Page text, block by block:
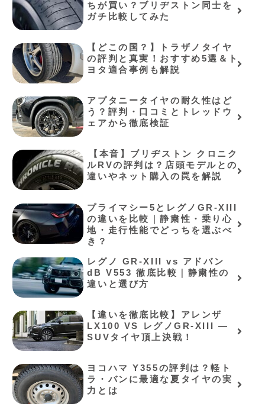
ちが買い？ブリヂストン同士を
ガチ比較してみた
【どこの国？】トラザノタイヤ
の評判と真実！おすすめ5選＆ト
ヨタ適合事例も解説
アプタニータイヤの耐久性はど
う？評判・口コミとトレッドウ
ェアから徹底検証
⁠【本音】ブリヂストン クロニク
ルRVの評判は？店頭モデルとの
違いやネット購入の罠を解説⁠
プライマシー5とレグノGR-XIII
の違いを比較｜静粛性・乗り心
地・走行性能でどっちを選ぶべ
き？
レグノ GR-XIII vs アドバン
dB V553 徹底比較｜静粛性の
違いと選び方
【違いを徹底比較】アレンザ
LX100 VS レグノGR-XIII ―
SUVタイヤ頂上決戦！
ヨコハマ Y355の評判は？軽ト
ラ・バンに最適な夏タイヤの実
力とは